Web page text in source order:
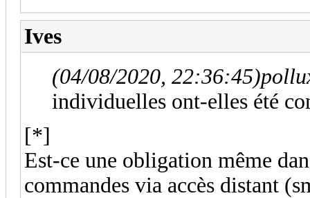
Ives
(04/08/2020, 22:36:45)
individuelles ont-elles été
[*]
Est-ce une obligation même
commandes via accès distant